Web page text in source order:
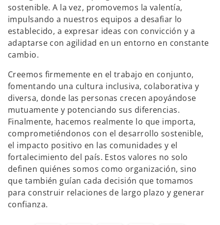
sostenible. A la vez, promovemos la valentía,
impulsando a nuestros equipos a desafiar lo
establecido, a expresar ideas con convicción y a
adaptarse con agilidad en un entorno en constante
cambio.
Creemos firmemente en el trabajo en conjunto,
fomentando una cultura inclusiva, colaborativa y
diversa, donde las personas crecen apoyándose
mutuamente y potenciando sus diferencias.
Finalmente, hacemos realmente lo que importa,
comprometiéndonos con el desarrollo sostenible,
el impacto positivo en las comunidades y el
fortalecimiento del país. Estos valores no solo
definen quiénes somos como organización, sino
que también guían cada decisión que tomamos
para construir relaciones de largo plazo y generar
confianza.